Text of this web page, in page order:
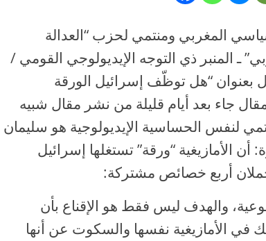
المغربي ومنتمي لحزب “العدالة
ـ المنبر ذي التوجه الإيديولوجي القومي /
لإمارة قطر، المقال بعنوان “هل توظّف إسرائيل الورقة
جاء بعد أيام قليلة من نشر مقال شبيه
لنفس الحساسية الإيديولوجية هو سليمان
الأمازيغية “ورقة” تستغلها إسرائيل
أربع خصائص مشتركة:
والهدف ليس فقط هو الإقناع بأن
في الأمازيغية نفسها والسكوت عن أنها